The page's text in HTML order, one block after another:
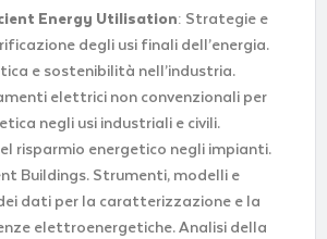
Energy Utilisation: Strategie e
degli usi finali dell’energia.
e sostenibilità nell’industria.
elettrici non convenzionali per
negli usi industriali e civili.
risparmio energetico negli impianti.
Buildings. Strumenti, modelli e
dati per la caratterizzazione e la
elettroenergetiche. Analisi della